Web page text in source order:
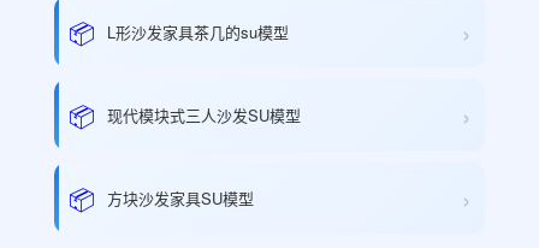
📦 L形沙发家具茶几的su模型 ›
📦 现代模块式三人沙发SU模型 ›
📦 方块沙发家具SU模型 ›